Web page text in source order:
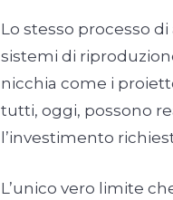
Lo stesso processo
sistemi di
nicchia come i
tutti, oggi, possono
l’investimento
L’unico vero limite